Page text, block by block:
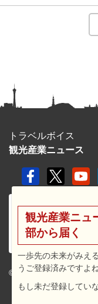
トラベルボイス
観光産業ニュース
© 2026 travel voice.
観光産業ニュ
部から届く
一歩先の未来がみえ
うご登録済みですよ
もし未だ登録してい